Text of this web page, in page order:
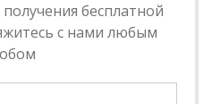
бесплатной
с нами любым